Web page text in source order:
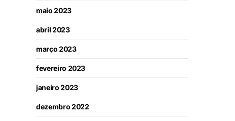
maio 2023
abril 2023
março 2023
fevereiro 2023
janeiro 2023
dezembro 2022